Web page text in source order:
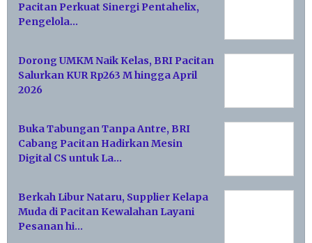
Pacitan Perkuat Sinergi Pentahelix,
Pengelola…
Dorong UMKM Naik Kelas, BRI Pacitan
Salurkan KUR Rp263 M hingga April
2026
Buka Tabungan Tanpa Antre, BRI
Cabang Pacitan Hadirkan Mesin
Digital CS untuk La…
Berkah Libur Nataru, Supplier Kelapa
Muda di Pacitan Kewalahan Layani
Pesanan hi…